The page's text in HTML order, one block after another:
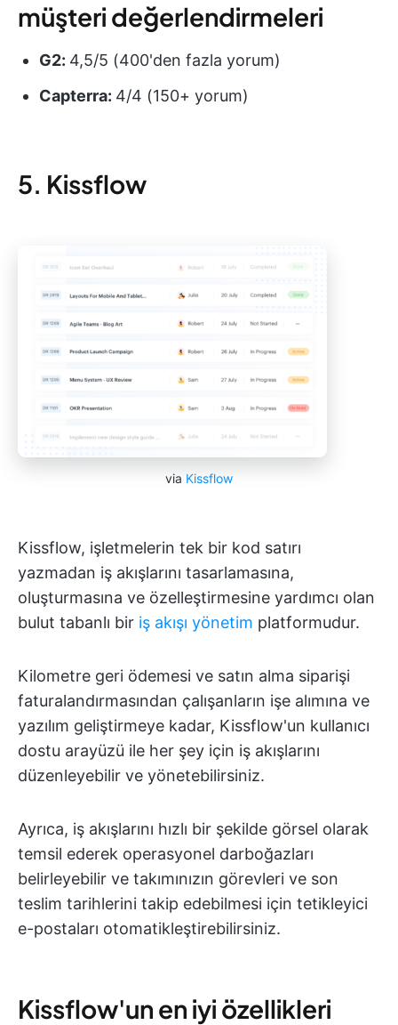
müşteri değerlendirmeleri
G2: 4,5/5 (400'den fazla yorum)
Capterra: 4/4 (150+ yorum)
5. Kissflow
via Kissflow
Kissflow, işletmelerin tek bir kod satırı
yazmadan iş akışlarını tasarlamasına,
oluşturmasına ve özelleştirmesine yardımcı olan
bulut tabanlı bir iş akışı yönetim platformudur.
Kilometre geri ödemesi ve satın alma siparişi
faturalandırmasından çalışanların işe alımına ve
yazılım geliştirmeye kadar, Kissflow'un kullanıcı
dostu arayüzü ile her şey için iş akışlarını
düzenleyebilir ve yönetebilirsiniz.
Ayrıca, iş akışlarını hızlı bir şekilde görsel olarak
temsil ederek operasyonel darboğazları
belirleyebilir ve takımınızın görevleri ve son
teslim tarihlerini takip edebilmesi için tetikleyici
e-postaları otomatikleştirebilirsiniz.
Kissflow'un en iyi özellikleri